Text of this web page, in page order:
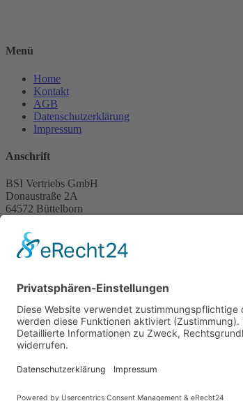
Menü
Home
Kontakt
AGB
Datenschutzerklärung
Impressum
Anschrift
BSI Vertriebs GmbH
Donaustraße 2A
64572 Büttelborn
Telefon: 00496152187370
Telefax: 004961521873727
E-Mail: info@bsivertrieb.de